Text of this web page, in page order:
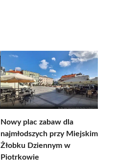
Nowy plac zabaw dla
najmłodszych przy Miejskim
Żłobku Dziennym w
Piotrkowie